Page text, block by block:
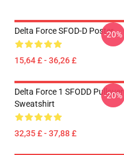
Delta Force SFOD-D Poster
15,64 £ - 36,26 £
-20%
Delta Force 1 SFODD Pullover
Sweatshirt
32,35 £ - 37,88 £
-20%